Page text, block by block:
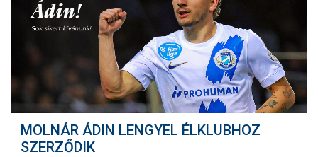
MOLNÁR ÁDIN LENGYEL ÉLKLUBHOZ
SZERZŐDIK